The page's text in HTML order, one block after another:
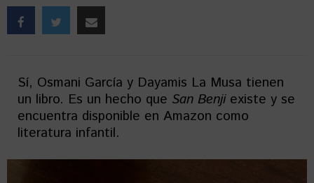
Sí, Osmani García y Dayamis La Musa tienen
un libro. Es un hecho que San Benjiexiste y se
encuentra disponible en Amazon como
literatura infantil.